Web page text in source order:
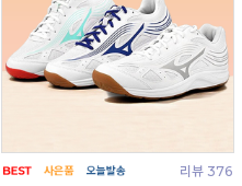
리뷰 376